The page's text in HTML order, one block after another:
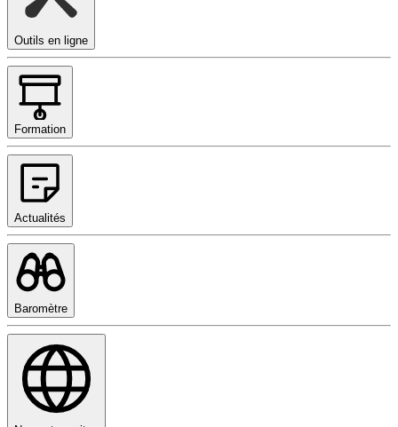
Outils en ligne
Formation
Actualités
Baromètre